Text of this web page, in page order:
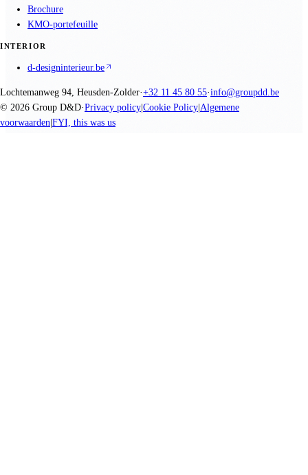
Brochure
KMO-portefeuille
INTERIOR
d-designinterieur.be
Lochtemanweg 94, Heusden-Zolder·+32 11 45 80 55·info@groupdd.be
© 2026 Group D&D·Privacy policy Cookie Policy Algemene
voorwaarden FYI, this was us